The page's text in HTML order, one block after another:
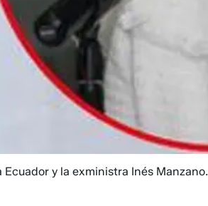
y la exministra Inés Manzano.